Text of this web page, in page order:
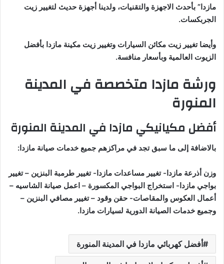
مازدا” بأحدث الاجهزة والتقنيات، ولدينا أجهزة حديث لتغيير زيت
الجربكسات.
وأيضا تغيير زيت مكائن السيارات وتغيير زيت مكينة مازدا بأفضل
الزيوت العالمية وبأسعار منافسة.
ورشة مازدا متخصصة في المدينة
المنورة
أفضل مكيانيكي مازدا في المدينة المنورة
بالاضافة إلى ما سبق تجد في مراكزهم جميع خدمات صيانة مازدا:
وزن أذرعة مازدا- تغيير مساعدات مازدا- تغيير طرمبة البنزين – تغيير
بواجي مازدا- استخراج البواجي المكسورة – اعمل صيانة الشاسيه –
أعمال العكوس والمقاصات- حقن وقود – تغيير مصافي البنزين –
وجميع خدمات الصيانة الدورية لسيارات مازدا.
أفضل كهربائي مازدا في المدينة المنورة